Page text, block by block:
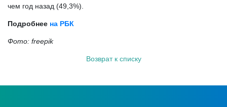
чем год назад (49,3%).
Подробнее на РБК
Фото: freepik
Возврат к списку